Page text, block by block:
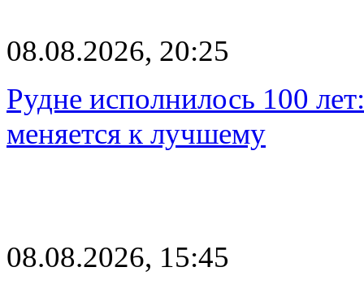
08.08.2026, 20:25
Рудне исполнилось 100
меняется к лучшему
08.08.2026, 15:45